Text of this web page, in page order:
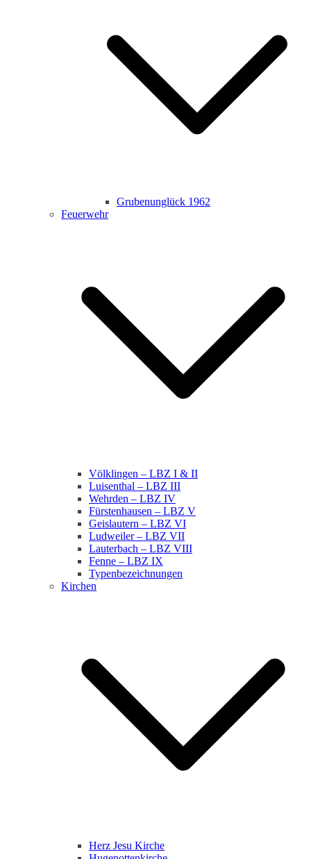
Grubenunglück 1962
Feuerwehr
Völklingen – LBZ I & II
Luisenthal – LBZ III
Wehrden – LBZ IV
Fürstenhausen – LBZ V
Geislautern – LBZ VI
Ludweiler – LBZ VII
Lauterbach – LBZ VIII
Fenne – LBZ IX
Typenbezeichnungen
Kirchen
Herz Jesu Kirche